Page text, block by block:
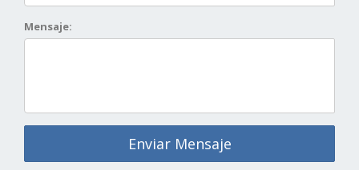
Mensaje:
Enviar Mensaje